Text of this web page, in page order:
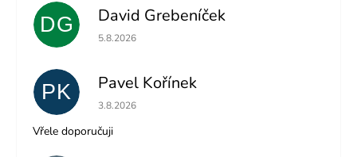
DG David Grebeníček
Hodnocení obchodu je 5 z 5 hvězdiček.
5.8.2026
PK Pavel Kořínek
Hodnocení obchodu je 5 z 5 hvězdiček.
3.8.2026
Vřele doporučuji